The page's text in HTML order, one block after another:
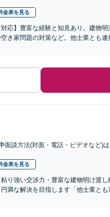
金表を見る
対応】豊富な経験と知見あり。建物
き家問題の対策など。他士業とも
面談方法(対面・電話・ビデオなど)
金表を見る
粘り強い交渉力・豊富な建物明け渡
満な解決を目指します「他士業と